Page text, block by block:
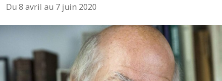
Du 8 avril au 7 juin 2020